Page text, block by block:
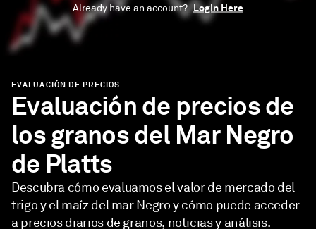
EVALUACIÓN DE PRECIOS
Evaluación de precios de
los granos del Mar Negro
de Platts
Descubra cómo evaluamos el valor de mercado del
trigo y el maíz del mar Negro y cómo puede acceder
a precios diarios de granos, noticias y análisis.
Already have an account? Login Here